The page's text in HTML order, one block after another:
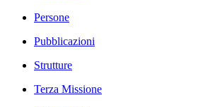
Persone
Pubblicazioni
Strutture
Terza Missione